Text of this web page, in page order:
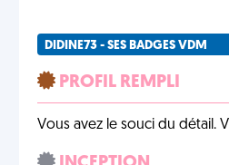
DIDINE73 - SES BADGES VDM
PROFIL REMPLI
Vous avez le souci du détail.